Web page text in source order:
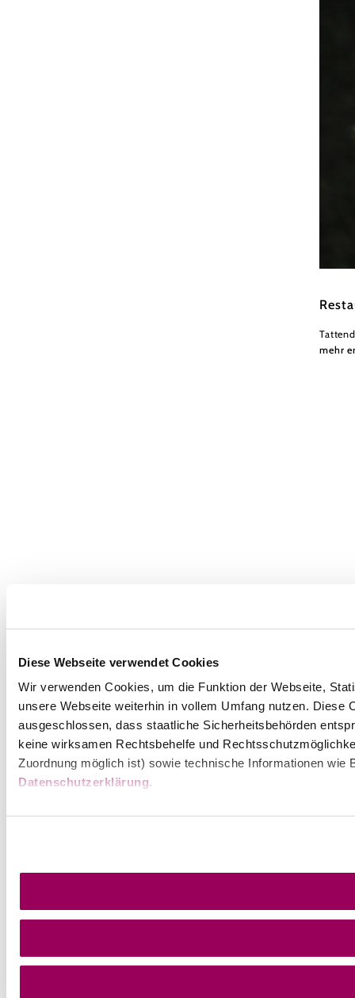
Diese Webseite verwendet Cookies
Wir verwenden Cookies, um die Funktion der Webseite,
unsere Webseite weiterhin in vollem Umfang nutzen.
ausgeschlossen, dass staatliche Sicherheitsbehörden
keine wirksamen Rechtsbehelfe und
Zuordnung möglich ist) sowie technische Informationen
Datenschutzerklärung.
mehr